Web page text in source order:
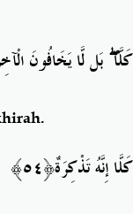
كَلَّاۖبَل لَّا يَخَافُونَ
كَلَّا إِنَّهُ تَذْكِرَةٌ﴿٥٤﴾